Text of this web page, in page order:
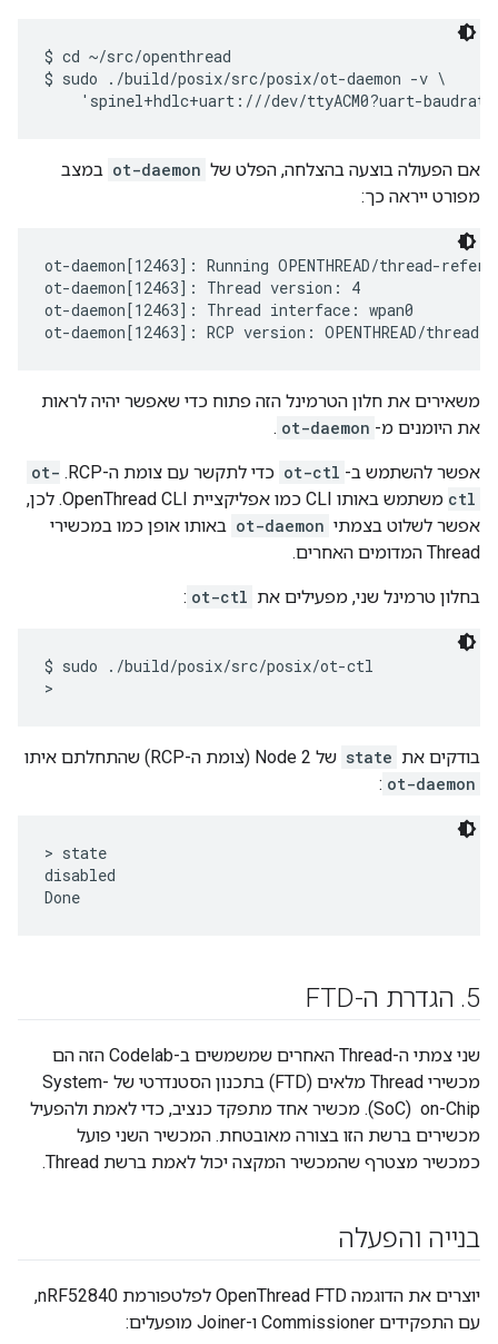
$ cd ~/src/openthread
$ sudo ./build/posix/src/posix/ot-daemon -v \
אם הפעולה בוצעה בהצלחה, הפלט של ot-daemon במצב
מפורט ייראה כך:
ot-daemon[12463]: Running OPENTHREAD/thread-
ot-daemon[12463]: Thread version: 4
ot-daemon[12463]: Thread interface: wpan0
משאירים את חלון הטרמינל הזה פתוח כדי שאפשר יהיה לראות
את היומנים מ- ot-daemon
.
אפשר להשתמש ב- ot-ctl כדי לתקשר עם צומת ה-RCP. ‫
ot-
ctl
משתמש באותו CLI כמו אפליקציית OpenThread CLI. לכן,
אפשר לשלוט בצמתי ot-daemon באותו אופן כמו במכשירי
Thread המדומים האחרים.
בחלון טרמינל שני, מפעילים את ot-ctl
:
$ sudo ./build/posix/src/posix/ot-ctl
בודקים את state של Node 2 (צומת ה-RCP) שהתחלתם איתו
ot-daemon
:
> state
disabled
5
. הגדרת ה-FTD
שני צמתי ה-Thread האחרים שמשמשים ב-Codelab הזה הם
מכשירי Thread מלאים (FTD) בתכנון הסטנדרטי של System-
on-Chip ‏ (SoC). מכשיר אחד מתפקד כנציב, כדי לאמת ולהפעיל
מכשירים ברשת הזו בצורה מאובטחת. המכשיר השני פועל
כמכשיר מצטרף שהמכשיר המקצה יכול לאמת ברשת Thread.
בנייה והפעלה
יוצרים את הדוגמה OpenThread FTD לפלטפורמת nRF52840,
עם התפקידים Commissioner ו-Joiner מופעלים: